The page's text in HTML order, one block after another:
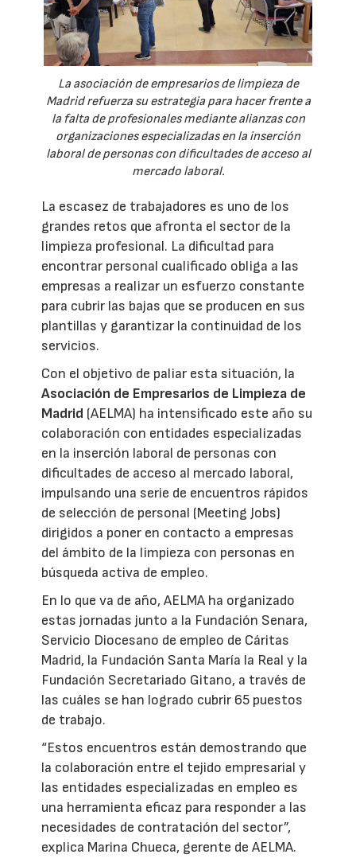
La asociación de empresarios de limpieza de
Madrid refuerza su estrategia para hacer frente a
la falta de profesionales mediante alianzas con
organizaciones especializadas en la inserción
laboral de personas con dificultades de acceso al
mercado laboral.
La escasez de trabajadores es uno de los
grandes retos que afronta el sector de la
limpieza profesional. La dificultad para
encontrar personal cualificado obliga a las
empresas a realizar un esfuerzo constante
para cubrir las bajas que se producen en sus
plantillas y garantizar la continuidad de los
servicios.
Con el objetivo de paliar esta situación, la
Asociación de Empresarios de Limpieza de
Madrid (AELMA) ha intensificado este año su
colaboración con entidades especializadas
en la inserción laboral de personas con
dificultades de acceso al mercado laboral,
impulsando una serie de encuentros rápidos
de selección de personal (Meeting Jobs)
dirigidos a poner en contacto a empresas
del ámbito de la limpieza con personas en
búsqueda activa de empleo.
En lo que va de año, AELMA ha organizado
estas jornadas junto a la Fundación Senara,
Servicio Diocesano de empleo de Cáritas
Madrid, la Fundación Santa María la Real y la
Fundación Secretariado Gitano, a través de
las cuáles se han logrado cubrir 65 puestos
de trabajo.
“Estos encuentros están demostrando que
la colaboración entre el tejido empresarial y
las entidades especializadas en empleo es
una herramienta eficaz para responder a las
necesidades de contratación del sector”,
explica Marina Chueca, gerente de AELMA.